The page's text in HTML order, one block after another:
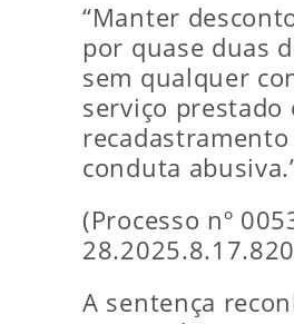
“Manter
por quase duas
sem qualquer
serviço prestado
conduta
(Processo nº
A sentença